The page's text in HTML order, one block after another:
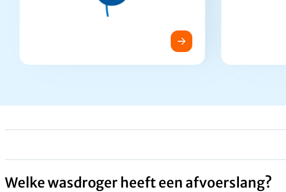
Welke wasdroger heeft een afvoerslang?